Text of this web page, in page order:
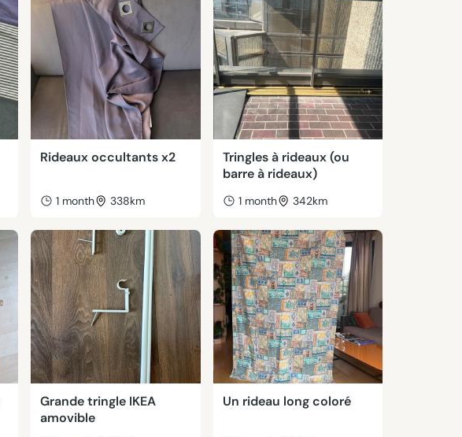
Rideaux occultants x2
1 month 338km
Tringles à rideaux (ou
barre à rideaux)
1 month 342km
Grande tringle IKEA
amovible
Un rideau long coloré